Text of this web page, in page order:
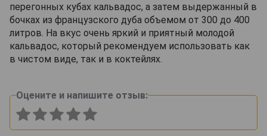
перегонных кубах кальвадос, а затем выдержанный в
бочках из французского дуба объемом от 300 до 400
литров. На вкус очень яркий и приятный молодой
кальвадос, который рекомендуем использовать как
в чистом виде, так и в коктейлях.
Оцените и напишите отзыв: